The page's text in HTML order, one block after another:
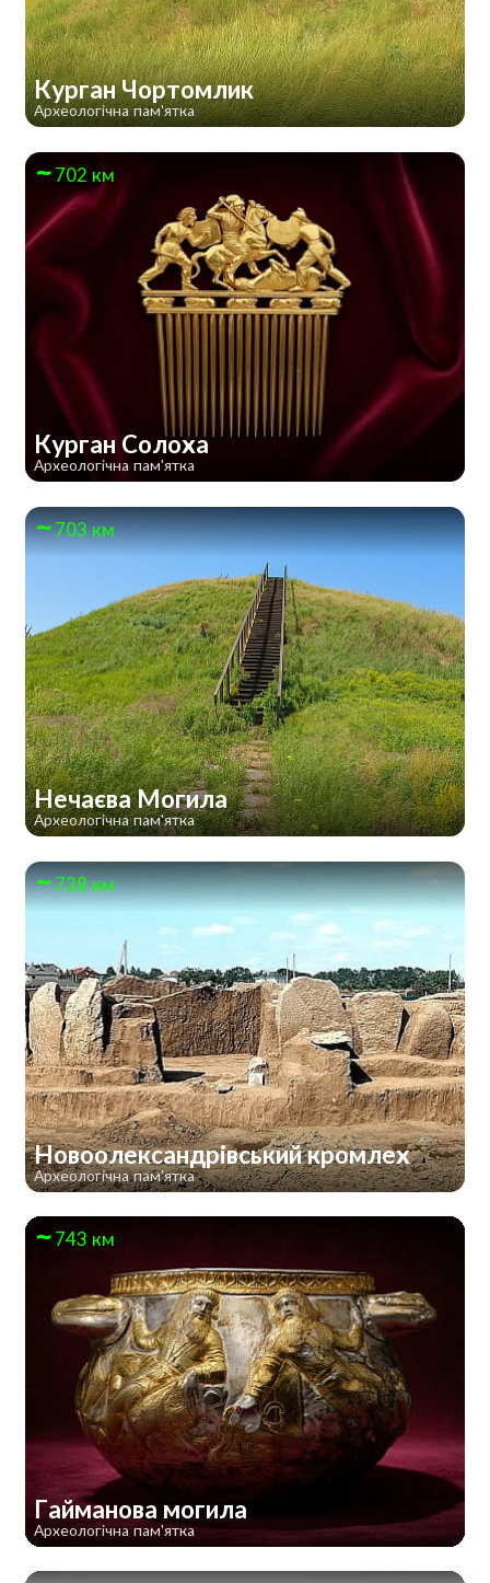
Курган Чортомлик
Археологічна пам'ятка
702 км
Курган Солоха
Археологічна пам'ятка
703 км
Нечаєва Могила
Археологічна пам'ятка
738 км
Новоолександрівський кромлех
Археологічна пам'ятка
743 км
Гайманова могила
Археологічна пам'ятка